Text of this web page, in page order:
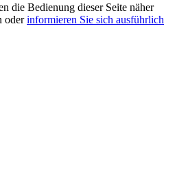
die Bedienung dieser Seite näher
oderinformieren Sie sich ausführlich